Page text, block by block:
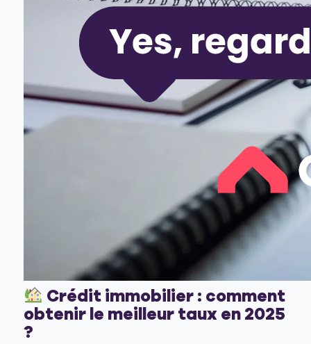
Crédit immobilier : comment
obtenir le meilleur taux en 2025
?